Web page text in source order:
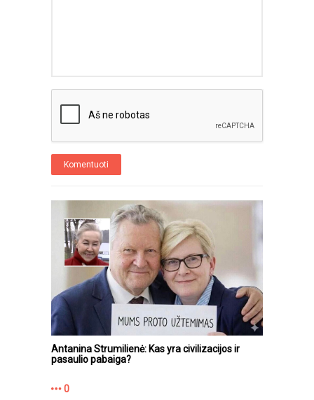
Komentuoti
Antanina Strumilienė: Kas yra civilizacijos ir
pasaulio pabaiga?
0